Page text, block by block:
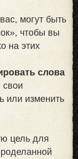
могут быть
чтобы вы
на этих
слова
свои
или изменить
цель для